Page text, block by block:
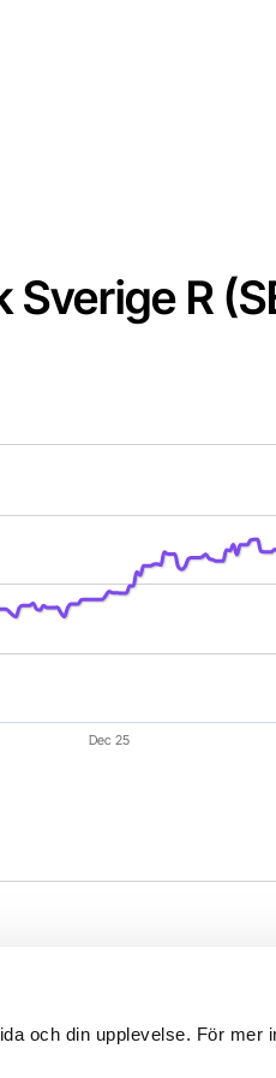
och din upplevelse. För mer
R
Dec 25
Hållbarhet